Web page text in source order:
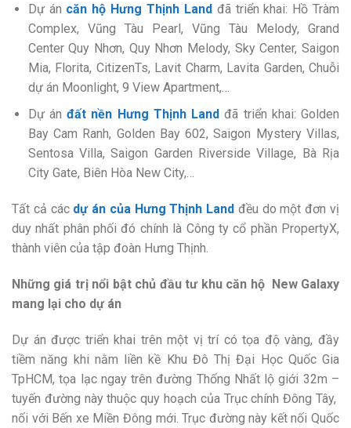
Dự án căn hộ Hưng Thịnh Landđã triển khai: Hồ Tràm
Complex, Vũng Tàu Pearl, Vũng Tàu Melody, Grand
Center Quy Nhơn, Quy Nhơn Melody, Sky Center, Saigon
Mia, Florita, CitizenTs, Lavit Charm, Lavita Garden, Chuỗi
dự án Moonlight, 9 View Apartment,…
Dự ánđất nền Hưng Thịnh Land đã triển khai: Golden
Bay Cam Ranh, Golden Bay 602, Saigon Mystery Villas,
Sentosa Villa, Saigon Garden Riverside Village, Bà Rịa
City Gate, Biên Hòa New City,…
Tất cả các dự án của Hưng Thịnh Land đều do một đơn vị
duy nhất phân phối đó chính là Công ty cổ phần PropertyX,
thành viên của tập đoàn Hưng Thịnh.
Những giá trị nổi bật chủ đầu tư khu căn hộ New Galaxy
mang lại cho dự án
Dự án được triển khai trên một vị trí có tọa độ vàng, đầy
tiềm năng khi nằm liền kề Khu Đô Thị Đại Học Quốc Gia
TpHCM, tọa lạc ngay trên đường Thống Nhất lộ giới 32m –
tuyến đường này thuộc quy hoạch của Trục chính Đông Tây,
nối với Bến xe Miền Đông mới. Trục đường này kết nối Quốc